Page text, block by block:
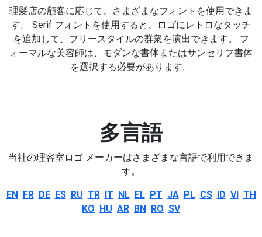
理髪店の顧客に応じて、さまざまなフォントを使用できま
す。 Serif フォントを使用すると、ロゴにレトロなタッチ
を追加して、フリースタイルの群衆を演出できます。 フ
ォーマルな美容師は、モダンな書体またはサンセリフ書体
を選択する必要があります。
多言語
当社の理容室ロゴ メーカーはさまざまな言語で利用できま
す。
EN FR DE ES RU TR IT NL EL PT JA PL CS ID VI TH
KO HU AR BN RO SV